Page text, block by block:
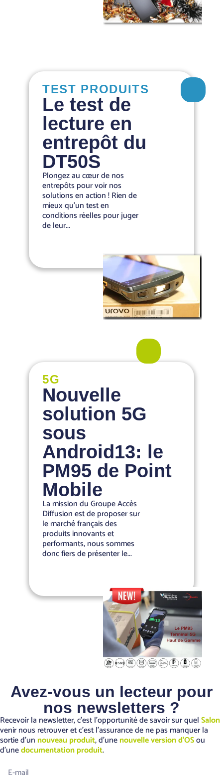
TEST PRODUITS
Le test de
lecture en
entrepôt du
DT50S
Plongez au cœur de nos
entrepôts pour voir nos
solutions en action ! Rien de
mieux qu’un test en
conditions réelles pour juger
de leur...
5G
Nouvelle
solution 5G
sous
Android13: le
PM95 de Point
Mobile
La mission du Groupe Accès
Diffusion est de proposer sur
le marché français des
produits innovants et
performants, nous sommes
donc fiers de présenter le...
Avez-vous un lecteur pour
nos newsletters ?
Recevoir la newsletter, c’est l’opportunité de savoir sur quelSalon
venir nous retrouver et c’est l’assurance de ne pas manquer la
sortie d’unnouveau produit, d’unenouvelle version d’OSou
d’unedocumentation produit.